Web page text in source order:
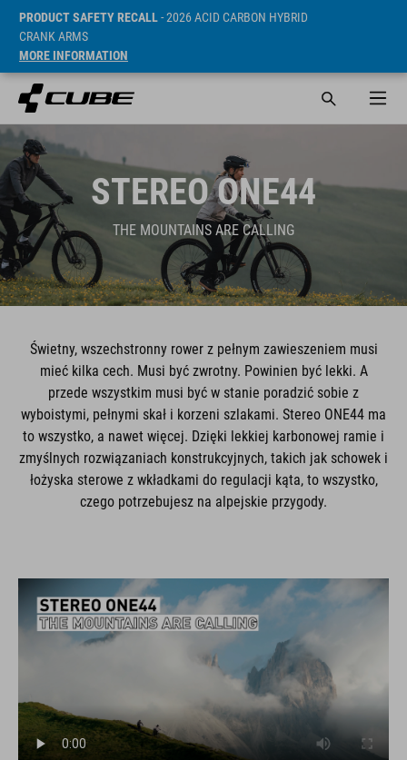
PRODUCT SAFETY RECALL- 2026 ACID CARBON HYBRID
CRANK ARMS
MORE INFORMATION
STEREO ONE44
THE MOUNTAINS ARE CALLING
Świetny, wszechstronny rower z pełnym zawieszeniem musi
mieć kilka cech. Musi być zwrotny. Powinien być lekki. A
przede wszystkim musi być w stanie poradzić sobie z
wyboistymi, pełnymi skał i korzeni szlakami. Stereo ONE44 ma
to wszystko, a nawet więcej. Dzięki lekkiej karbonowej ramie i
zmyślnych rozwiązaniach konstrukcyjnych, takich jak schowek i
łożyska sterowe z wkładkami do regulacji kąta, to wszystko,
czego potrzebujesz na alpejskie przygody.